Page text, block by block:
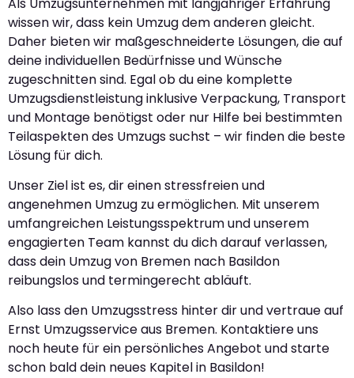
wissen wir, dass kein Umzug dem anderen gleicht.
Daher bieten wir maßgeschneiderte Lösungen, die auf
deine individuellen Bedürfnisse und Wünsche
zugeschnitten sind. Egal ob du eine komplette
Umzugsdienstleistung inklusive Verpackung, Transport
und Montage benötigst oder nur Hilfe bei bestimmten
Teilaspekten des Umzugs suchst – wir finden die beste
Lösung für dich.
Unser Ziel ist es, dir einen stressfreien und
angenehmen Umzug zu ermöglichen. Mit unserem
umfangreichen Leistungsspektrum und unserem
engagierten Team kannst du dich darauf verlassen,
dass dein Umzug von Bremen nach Basildon
reibungslos und termingerecht abläuft.
Also lass den Umzugsstress hinter dir und vertraue auf
Ernst Umzugsservice aus Bremen. Kontaktiere uns
noch heute für ein persönliches Angebot und starte
schon bald dein neues Kapitel in Basildon!